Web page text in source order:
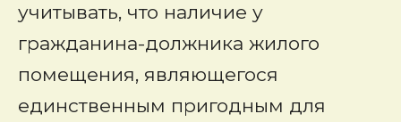
учитывать, что наличие у
гражданина-должника жилого
помещения, являющегося
единственным пригодным для